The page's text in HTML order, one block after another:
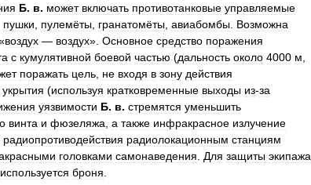
Б. в. может включать противотанковые управляемые
пушки пулемёты гранатомёты авиабомбы Возможна
воздух — воздух». Основное средство поражения
с кумулятивной боевой частью (дальность около 4000 м
поражать цель не входя в зону действия
укрытия (используя кратковременные выходы из-за
уязвимости Б. в. стремятся уменьшить
винта и фюзеляжа а также инфракрасное излучение
радиопротиводействия радиолокационным станциям
головками самонаведения Для защиты экипажа
используется броня